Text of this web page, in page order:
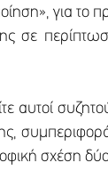
για το
αυτοί
σχέση